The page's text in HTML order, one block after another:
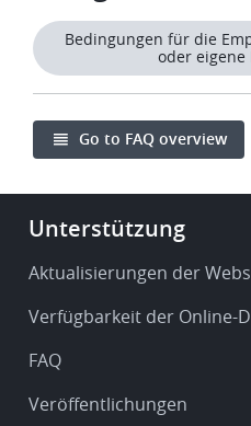
Bedingungen für die
oder eigene
Go to FAQ overview
Footer
Service
support
Unterstützung
Aktualisierungen der
Verfügbarkeit der Online-
FAQ
Veröffentlichungen